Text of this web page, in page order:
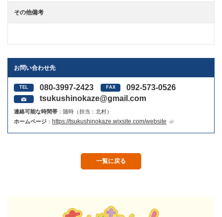
その他備考
お問い合わせ先
080-3997-2423
092-573-0526
tsukushinokaze@gmail.com
連絡可能な時間帯 ：随時（担当：北村）
ホームページ ： https://tsukushinokaze.wixsite.com/website
一覧に戻る